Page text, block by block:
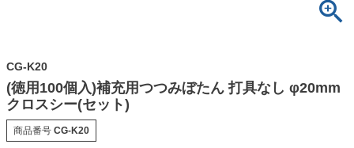
CG-K20
(徳用100個入)補充用つつみぼたん 打具なし φ20mm
クロスシー(セット)
商品番号 CG-K20